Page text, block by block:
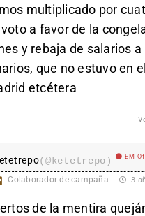
multiplicado por
a favor de la
y rebaja de salarios a
que no estuvo en
etcétera
(@ketetrepo) EM
Colaborador de campaña 3
de la mentira